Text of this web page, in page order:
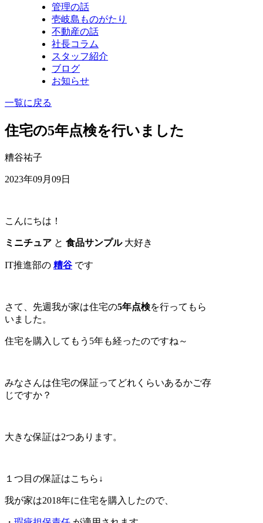
管理の話
壱岐島ものがたり
不動産の話
社長コラム
スタッフ紹介
ブログ
お知らせ
一覧に戻る
住宅の5年点検を行いました
糟谷祐子
2023年09月09日
こんにちは！
ミニチュア と 食品サンプル大好き
IT推進部の 糟谷 です
さて、先週我が家は住宅の5年点検を行ってもら
いました。
住宅を購入してもう5年も経ったのですね～
みなさんは住宅の保証ってどれくらいあるかご存
じですか？
大きな保証は2つあります。
１つ目の保証はこちら↓
我が家は2018年に住宅を購入したので、